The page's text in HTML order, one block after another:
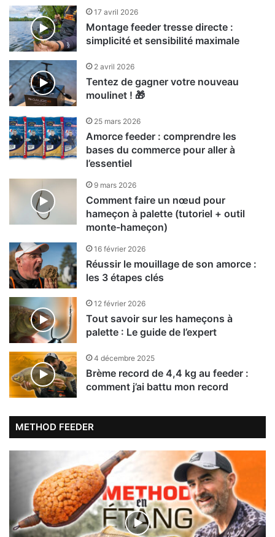
17 avril 2026
Montage feeder tresse directe :
simplicité et sensibilité maximale
2 avril 2026
Tentez de gagner votre nouveau
moulinet ! 🎁
25 mars 2026
Amorce feeder : comprendre les
bases du commerce pour aller à
l’essentiel
9 mars 2026
Comment faire un nœud pour
hameçon à palette (tutoriel + outil
monte-hameçon)
16 février 2026
Réussir le mouillage de son amorce :
les 3 étapes clés
12 février 2026
Tout savoir sur les hameçons à
palette : Le guide de l’expert
4 décembre 2025
Brème record de 4,4 kg au feeder :
comment j’ai battu mon record
METHOD FEEDER